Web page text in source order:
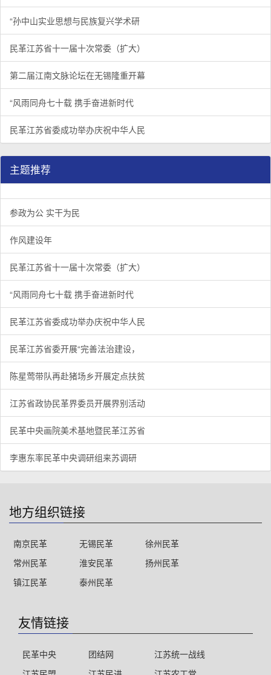
“孙中山实业思想与民族复兴学术研
民革江苏省十一届十次常委（扩大）
第二届江南文脉论坛在无锡隆重开幕
“风雨同舟七十载 携手奋进新时代
民革江苏省委成功举办庆祝中华人民
主题推荐
参政为公 实干为民
作风建设年
民革江苏省十一届十次常委（扩大）
“风雨同舟七十载 携手奋进新时代
民革江苏省委成功举办庆祝中华人民
民革江苏省委开展“完善法治建设，
陈星莺带队再赴猪场乡开展定点扶贫
江苏省政协民革界委员开展界别活动
民革中央画院美术基地暨民革江苏省
李惠东率民革中央调研组来苏调研
地方组织链接
南京民革 无锡民革
徐州民革
常州民革
淮安民革
扬州民革
镇江民革
泰州民革
友情链接
民革中央 团结网
江苏统一战线